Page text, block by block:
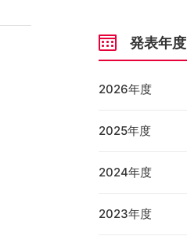
発表年度
2026年度
2025年度
2024年度
2023年度